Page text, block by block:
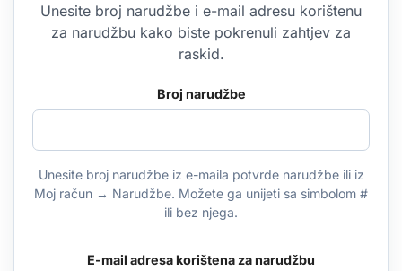
Unesite broj narudžbe i e-mail adresu korištenu
za narudžbu kako biste pokrenuli zahtjev za
raskid.
Broj narudžbe
Unesite broj narudžbe iz e-maila potvrde narudžbe ili iz
Moj račun → Narudžbe. Možete ga unijeti sa simbolom #
ili bez njega.
E-mail adresa korištena za narudžbu